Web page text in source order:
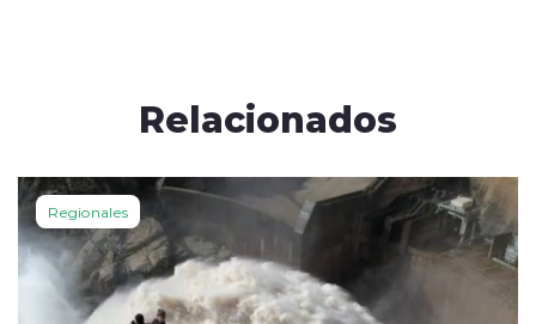
Relacionados
Regionales